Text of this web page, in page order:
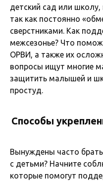
детский сад или школу,
так как постоянно
сверстниками. Как
межсезонье? Что
ОРВИ, а также их
вопросы ищут многие
защитить малышей и
простуд.
Способы
Вынуждены часто
с детьми? Начните
которые помогут